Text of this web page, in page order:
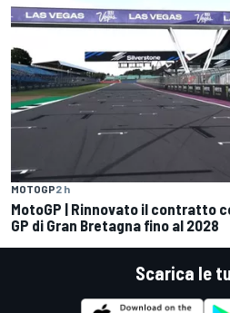
MOTOGP2 h
MotoGP | Rinnovato il contratto
GP di Gran Bretagna fino al 2028
Scarica le